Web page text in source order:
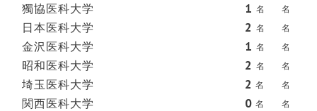
獨協医科大学 1 名 名
日本医科大学 2 名 名
金沢医科大学 1 名 名
昭和医科大学 2 名 名
埼玉医科大学 2 名 名
関西医科大学 0 名 名